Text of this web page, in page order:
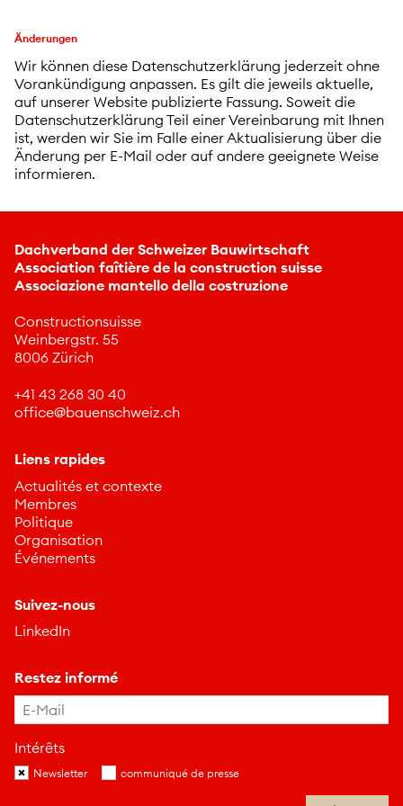
Änderungen
Wir können diese Datenschutzerklärung jederzeit ohne
Vorankündigung anpassen. Es gilt die jeweils aktuelle,
auf unserer Website publizierte Fassung. Soweit die
Datenschutzerklärung Teil einer Vereinbarung mit Ihnen
ist, werden wir Sie im Falle einer Aktualisierung über die
Änderung per E-Mail oder auf andere geeignete Weise
informieren.
Dachverband der Schweizer Bauwirtschaft
Association faîtière de la construction suisse
Associazione mantello della costruzione
Constructionsuisse
Weinbergstr. 55
8006 Zürich
+41 43 268 30 40
ff c b nschw z ch
Liens rapides
Actualités et contexte
Membres
Politique
Organisation
Événements
Suivez-nous
LinkedIn
Restez informé
Intérêts
Newsletter communiqué de presse